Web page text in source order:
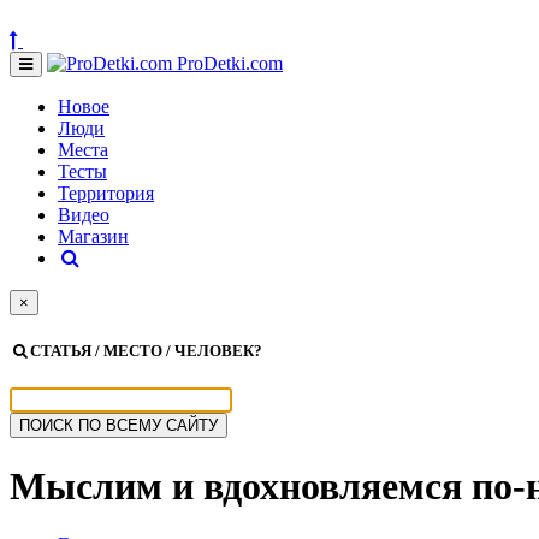
ProDetki.com
Новое
Люди
Места
Тесты
Территория
Видео
Магазин
×
СТАТЬЯ / МЕСТО / ЧЕЛОВЕК?
Мыслим и вдохновляемся по-